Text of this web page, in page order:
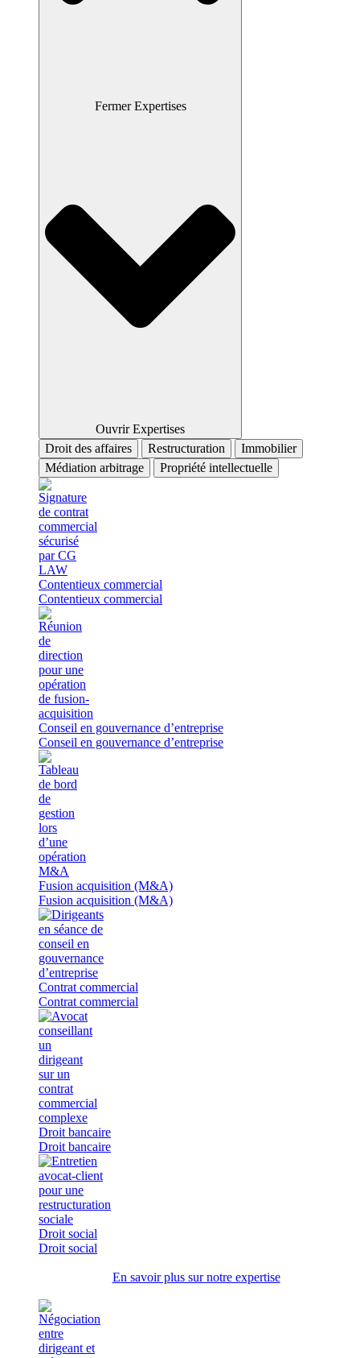
Fermer Expertises
Ouvrir Expertises
Droit des affaires
Restructuration
Immobilier
Médiation arbitrage
Propriété intellectuelle
Contentieux commercial
Contentieux commercial
Conseil en gouvernance d’entreprise
Conseil en gouvernance d’entreprise
Fusion acquisition (M&A)
Fusion acquisition (M&A)
Contrat commercial
Contrat commercial
Droit bancaire
Droit bancaire
Droit social
Droit social
En savoir plus sur notre expertise